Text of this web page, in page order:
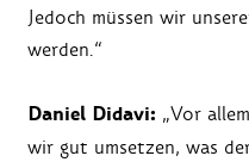
Jedoch müssen wir
werden.“
Daniel Didavi: „Vor
wir gut umsetzen, was